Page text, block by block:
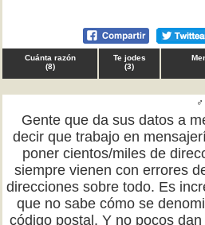
Cuánta razón
(8)
Te jodes
(3)
♂
Gente que da sus datos a
decir que trabajo en
poner cientos/miles de
siempre vienen con errores
direcciones sobre todo. Es
que no sabe cómo se
código postal. Y no pocos